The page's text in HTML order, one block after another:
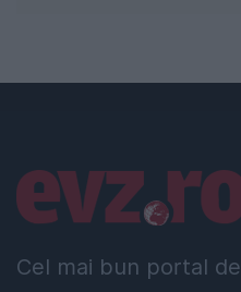
Cel mai bun portal
Linkuri utile